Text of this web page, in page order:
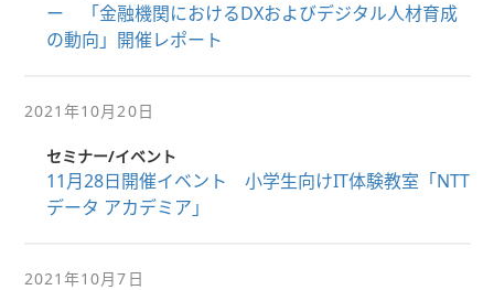
ー 「金融機関におけるDXおよびデジタル人材育成
の動向」開催レポート
2021年10月20日
セミナー/イベント
11月28日開催イベント 小学生向けIT体験教室「NTT
データ アカデミア」
2021年10月7日